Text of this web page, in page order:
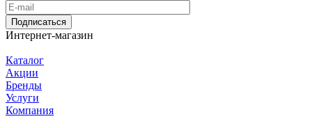
Подписаться
Интернет-магазин
Каталог
Акции
Бренды
Услуги
Компания